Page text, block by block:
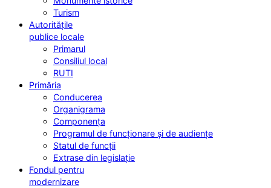
Turism
Autoritățile
publice locale
Primarul
Consiliul local
RUTI
Primăria
Conducerea
Organigrama
Componența
Programul de funcționare și de audiențe
Statul de funcții
Extrase din legislație
Fondul pentru
modernizare